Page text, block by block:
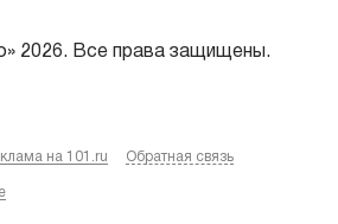
2026. Все права защищены.
на 101.ru Обратная связь